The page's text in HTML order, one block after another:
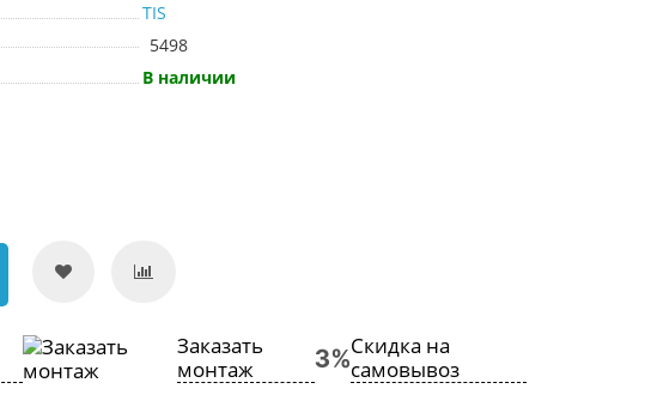
TIS
5498
В наличии
Заказать
монтаж
Скидка на
самовывоз